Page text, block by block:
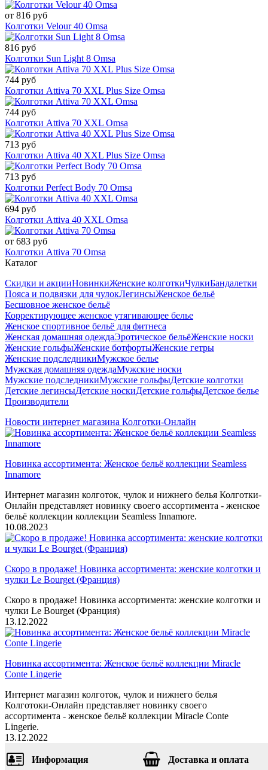
от 816 руб
Колготки Velour 40 Omsa
816 руб
Колготки Sun Light 8 Omsa
744 руб
Колготки Attiva 70 XXL Plus Size Omsa
744 руб
Колготки Attiva 70 XXL Omsa
713 руб
Колготки Attiva 40 XXL Plus Size Omsa
713 руб
Колготки Perfect Body 70 Omsa
694 руб
Колготки Attiva 40 XXL Omsa
от 683 руб
Колготки Attiva 70 Omsa
Каталог
Скидки и акцииНовинкиЖенские колготкиЧулкиБандалетки
Пояса и подвязки для чулокЛегинсыЖенское бельё
Бесшовное женское бельё
Корректирующее женское утягивающее белье
Женское спортивное бельё для фитнеса
Женская домашняя одеждаЭротическое бельёЖенские носки
Женские гольфыЖенские ботфортыЖенские гетры
Женские подследникиМужское белье
Мужская домашняя одеждаМужские носки
Мужские подследникиМужские гольфыДетские колготки
Детские легинсыДетские носкиДетские гольфыДетское белье
Производители
Новости интернет магазина Колготки-Онлайн
Новинка ассортимента: Женское бельё коллекции Seamless
Innamore
Интернет магазин колготок, чулок и нижнего белья Колготки-
Онлайн представляет новинку своего ассортимента - женское
бельё коллекции коллекции Seamless Innamore.
10.08.2023
Скоро в продаже! Новинка ассортимента: женские колготки и
чулки Le Bourget (Франция)
Скоро в продаже! Новинка ассортимента: женские колготки и
чулки Le Bourget (Франция)
13.12.2022
Новинка ассортимента: Женское бельё коллекции Miracle
Conte Lingerie
Интернет магазин колготок, чулок и нижнего белья
Колготоки-Онлайн представляет новинку своего
ассортимента - женское бельё коллекции Miracle Conte
Lingerie.
13.12.2022
Информация Доставка и оплата